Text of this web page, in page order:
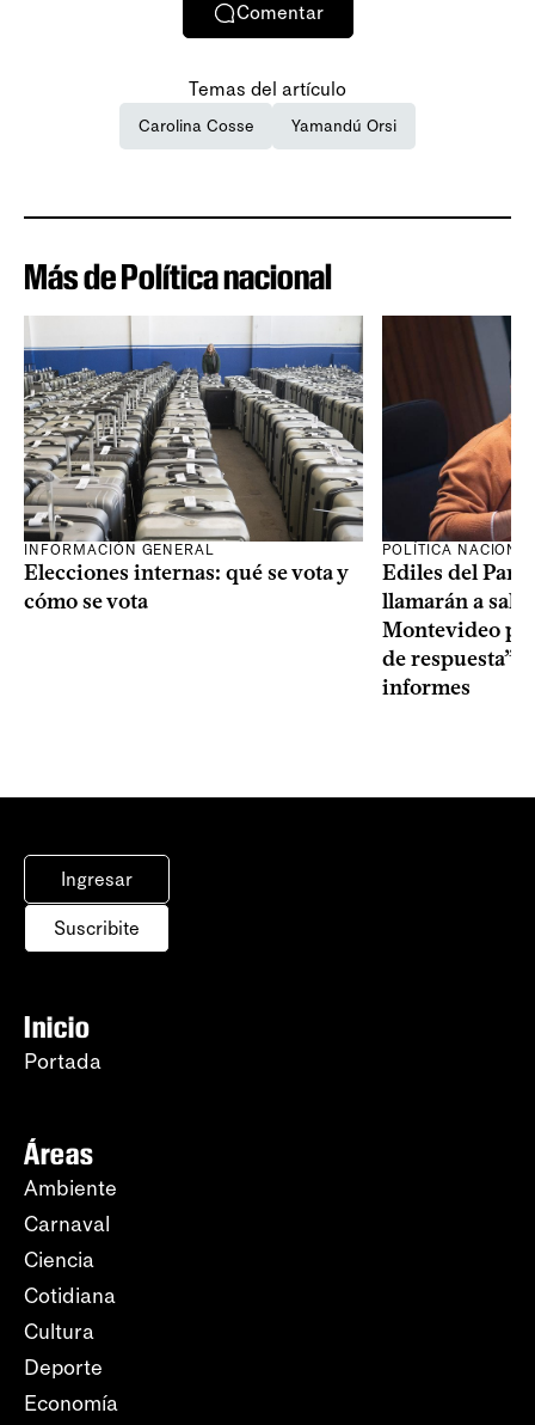
Comentar
Temas del artículo
Carolina Cosse Yamandú Orsi
Más de Política nacional
INFORMACIÓN GENERAL
Elecciones internas: qué se vota y
cómo se vota
POLÍTICA
Ediles del
llamarán a sala
Montevideo
de respuesta”
informes
Ingresar
Suscribite
Inicio
Portada
Áreas
Ambiente
Carnaval
Ciencia
Cotidiana
Cultura
Deporte
Economía